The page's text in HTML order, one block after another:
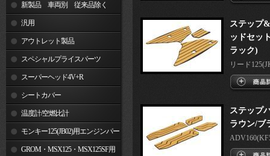
新製品 車両別 従来品除く
汎用
アウトレット製品
スペシャルプライスパーツ
スーパーヘッド4V+R
シートカバー
温度計/空燃比計
モンキー125(JB02)用エンジンパー
ツ GROM・MSX125・MSX125SF用
ステップ
ッドセッ
ラック)
リード
ステップ
ラウン/ブ